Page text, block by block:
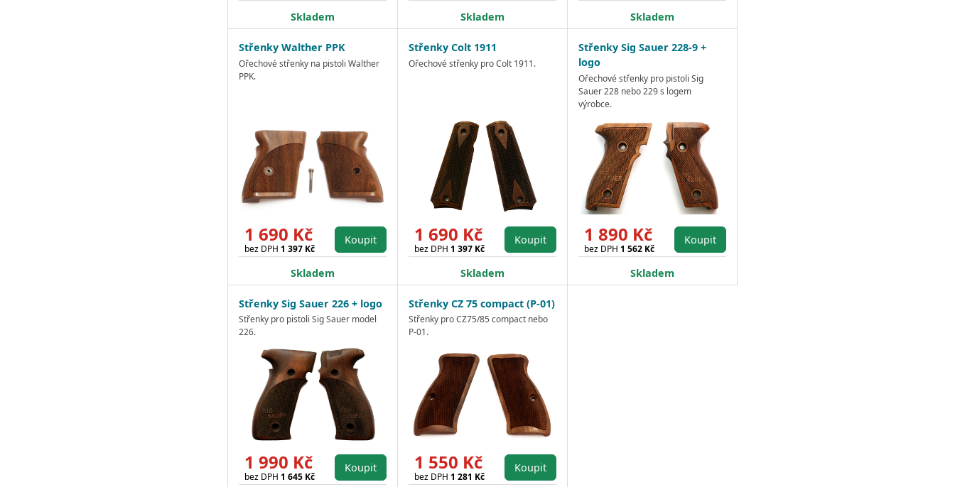
Skladem Skladem Skladem
Střenky Walther PPK
Ořechové střenky na pistoli Walther
PPK.
1 690 Kč
bez DPH 1 397 Kč
Koupit
Skladem
Střenky Colt 1911
Ořechové střenky pro Colt 1911.
1 690 Kč
bez DPH 1 397 Kč
Koupit
Skladem
Střenky Sig Sauer 228-9 +
logo
Ořechové střenky pro pistoli Sig
Sauer 228 nebo 229 s logem
výrobce.
1 890 Kč
bez DPH 1 562 Kč
Koupit
Skladem
Střenky Sig Sauer 226 + logo
Střenky pro pistoli Sig Sauer model
226.
1 990 Kč
bez DPH 1 645 Kč
Koupit
Střenky CZ 75 compact (P-01)
Střenky pro CZ75/85 compact nebo
P-01.
1 550 Kč
bez DPH 1 281 Kč
Koupit